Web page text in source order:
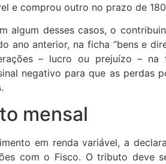
e comprou outro no prazo de
algum desses casos, o
ano anterior, na ficha “bens e
– lucro ou prejuízo – na
negativo para que as perdas
mensal
em renda variável, a
com o Fisco. O tributo deve